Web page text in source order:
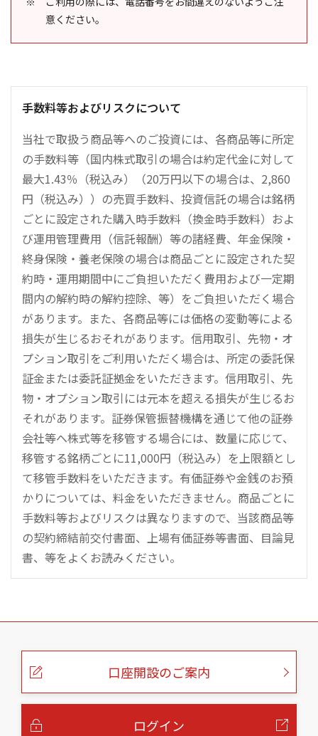
意ください。
手数料等およびリスクについて
当社で取扱う商品等へのご投資には、各商品等に所定
の手数料等（国内株式取引の場合は約定代金に対して
最大1.43％（税込み）（20万円以下の場合は、2,860
円（税込み））の売買手数料、投資信託の場合は銘柄
ごとに設定された購入時手数料（換金時手数料）およ
び運用管理費用（信託報酬）等の諸経費、年金保険・
終身保険・養老保険の場合は商品ごとに設定された契
約時・運用期間中にご負担いただく費用および一定期
間内の解約時の解約控除、等）をご負担いただく場合
があります。また、各商品等には価格の変動等による
損失が生じるおそれがあります。信用取引、先物・オ
プション取引をご利用いただく場合は、所定の委託保
証金または委託証拠金をいただきます。信用取引、先
物・オプション取引には元本を超える損失が生じるお
それがあります。証券保管振替機構を通じて他の証券
会社等へ株式等を移管する場合には、数量に応じて、
移管する銘柄ごとに11,000円（税込み）を上限額とし
て移管手数料をいただきます。有価証券や金銭のお預
かりについては、料金をいただきません。商品ごとに
手数料等およびリスクは異なりますので、当該商品等
の契約締結前交付書面、上場有価証券等書面、目論見
書、等をよくお読みください。
こ
口座開設のご案内
ログイン